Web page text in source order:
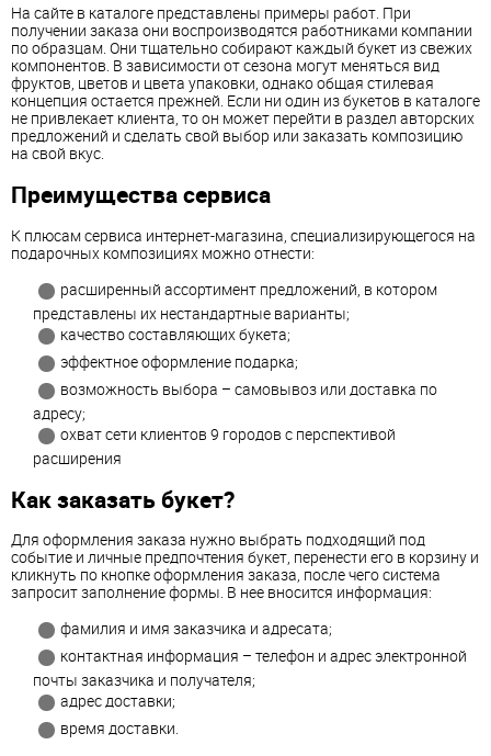
На сайте в каталоге представлены примеры работ. При
получении заказа они воспроизводятся работниками компании
по образцам. Они тщательно собирают каждый букет из свежих
компонентов. В зависимости от сезона могут меняться вид
фруктов, цветов и цвета упаковки, однако общая стилевая
концепция остается прежней. Если ни один из букетов в каталоге
не привлекает клиента, то он может перейти в раздел авторских
предложений и сделать свой выбор или заказать композицию
на свой вкус.
Преимущества сервиса
К плюсам сервиса интернет-магазина, специализирующегося на
подарочных композициях можно отнести:
расширенный ассортимент предложений, в котором
представлены их нестандартные варианты;
качество составляющих букета;
эффектное оформление подарка;
возможность выбора – самовывоз или доставка по
адресу;
охват сети клиентов 9 городов с перспективой
расширения
Как заказать букет?
Для оформления заказа нужно выбрать подходящий под
событие и личные предпочтения букет, перенести его в корзину и
кликнуть по кнопке оформления заказа, после чего система
запросит заполнение формы. В нее вносится информация:
фамилия и имя заказчика и адресата;
контактная информация – телефон и адрес электронной
почты заказчика и получателя;
адрес доставки;
время доставки.